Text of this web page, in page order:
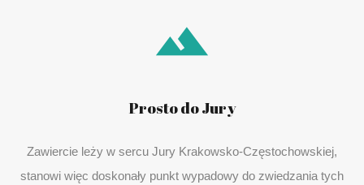
Prosto do Jury
Zawiercie leży w sercu Jury Krakowsko-Częstochowskiej,
stanowi więc doskonały punkt wypadowy do zwiedzania tych